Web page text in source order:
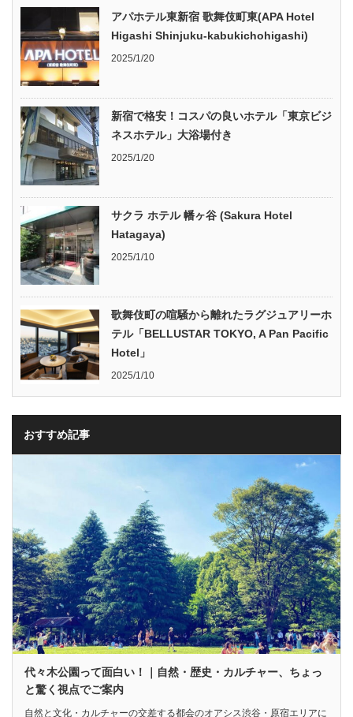
アパホテル東新宿 歌舞伎町東(APA Hotel
Higashi Shinjuku-kabukichohigashi)
2025/1/20
新宿で格安！コスパの良いホテル「東京ビジ
ネスホテル」大浴場付き
2025/1/20
サクラ ホテル 幡ヶ谷 (Sakura Hotel
Hatagaya)
2025/1/10
歌舞伎町の喧騒から離れたラグジュアリーホ
テル「BELLUSTAR TOKYO, A Pan Pacific
Hotel」
2025/1/10
おすすめ記事
代々木公園って面白い！｜自然・歴史・カルチャー、ちょっ
と驚く視点でご案内
自然と文化・カルチャーの交差する都会のオアシス渋谷・原宿エリアに